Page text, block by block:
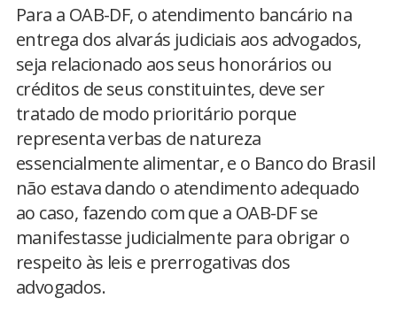
Para a OAB-DF, o atendimento bancário na
entrega dos alvarás judiciais aos advogados,
seja relacionado aos seus honorários ou
créditos de seus constituintes, deve ser
tratado de modo prioritário porque
representa verbas de natureza
essencialmente alimentar, e o Banco do Brasil
não estava dando o atendimento adequado
ao caso, fazendo com que a OAB-DF se
manifestasse judicialmente para obrigar o
respeito às leis e prerrogativas dos
advogados.